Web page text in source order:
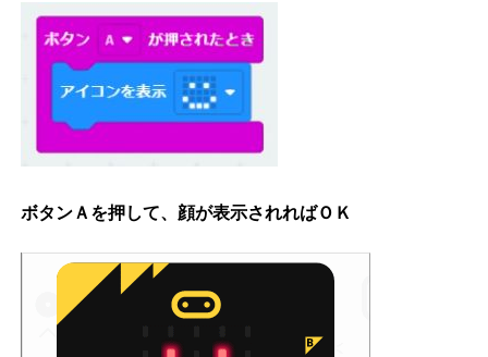
ボタンＡを押して、顔が表示されればＯＫ